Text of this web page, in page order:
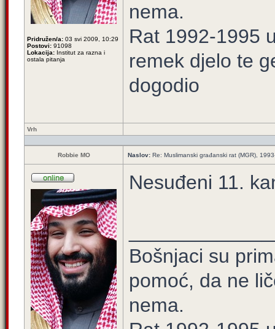
Pridružen/a: 03 svi 2009, 10:29
Postovi: 91098
Lokacija: Institut za razna i
ostala pitanja
nema.
Rat 1992-1995
remek djelo te
dogodio
Vrh
Robbie MO Naslov: Re: Muslimanski građanski rat (MGR),
Nesuđeni 11.
Bošnjaci su
pomoć, da ne
nema.